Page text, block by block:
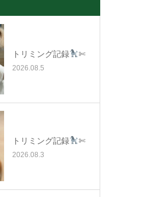
トリミング記録 ✄
2026.08.5
トリミング記録 ✄
2026.08.3